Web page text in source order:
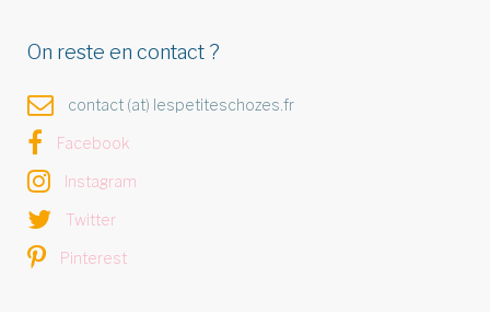
On reste en contact ?
contact (at) lespetiteschozes.fr
Facebook
Instagram
Twitter
Pinterest